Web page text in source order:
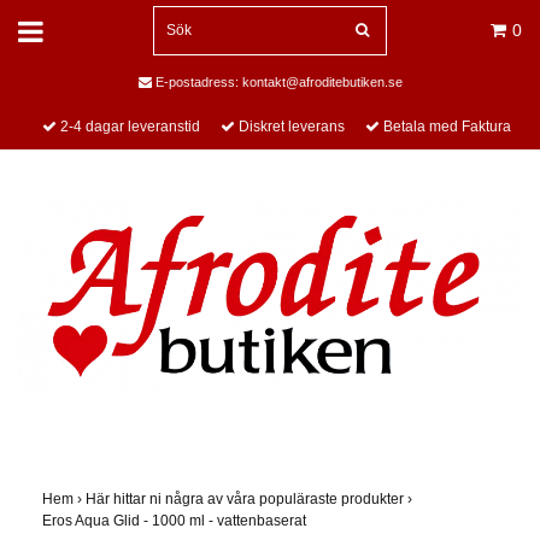
0
E-postadress: kontakt@afroditebutiken.se
2-4 dagar leveranstid Diskret leverans Betala med Faktura
Hem › Här hittar ni några av våra populäraste produkter ›
Eros Aqua Glid - 1000 ml - vattenbaserat